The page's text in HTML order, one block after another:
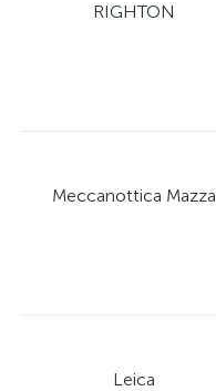
RIGHTON
Meccanottica Mazza
Leica